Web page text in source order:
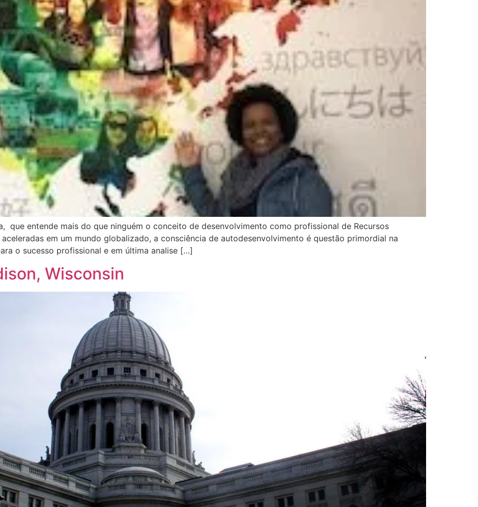
que entende mais do que ninguém o conceito de desenvolvimento como profissional de Recursos
em um mundo globalizado, a consciência de autodesenvolvimento é questão primordial na
o sucesso profissional e em última analise […]
Wisconsin